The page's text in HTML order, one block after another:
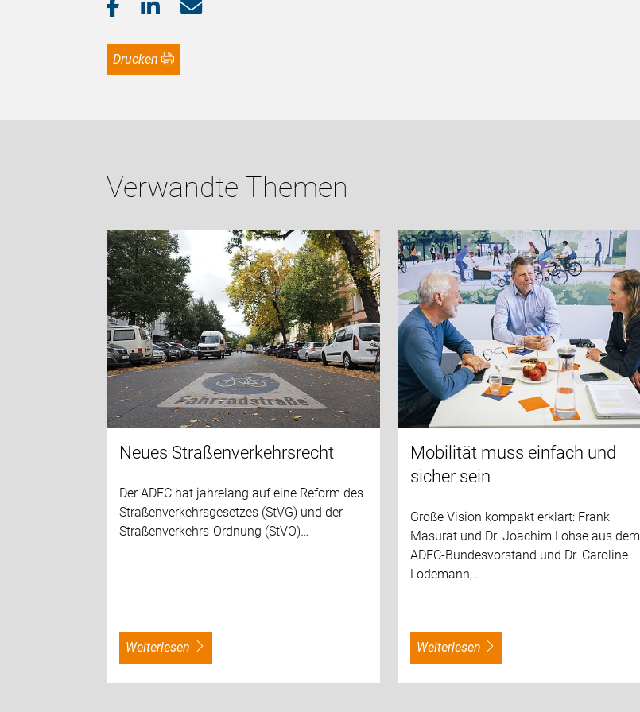
Drucken
Verwandte Themen
Neues Straßenverkehrsrecht
Der ADFC hat jahrelang auf eine Reform des
Straßenverkehrsgesetzes (StVG) und der
Straßenverkehrs-Ordnung (StVO)…
weiterlesen
Mobilität muss einfach und
sicher sein
Große Vision kompakt erklärt: Frank
Masurat und Dr. Joachim Lohse aus dem
ADFC-Bundesvorstand und Dr. Caroline
Lodemann,…
weiterlesen